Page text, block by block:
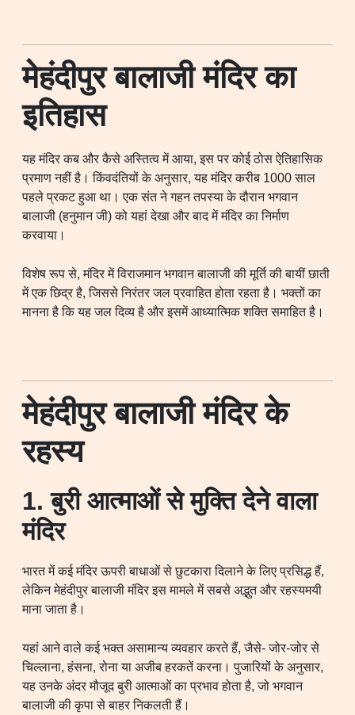
मेहंदीपुर बालाजी मंदिर का
इतिहास
यह मंदिर कब और कैसे अस्तित्व में आया, इस पर कोई ठोस ऐतिहासिक
प्रमाण नहीं है। किंवदंतियों के अनुसार, यह मंदिर करीब 1000 साल
पहले प्रकट हुआ था। एक संत ने गहन तपस्या के दौरान भगवान
बालाजी (हनुमान जी) को यहां देखा और बाद में मंदिर का निर्माण
करवाया।
विशेष रूप से, मंदिर में विराजमान भगवान बालाजी की मूर्ति की बायीं छाती
में एक छिद्र है, जिससे निरंतर जल प्रवाहित होता रहता है। भक्तों का
मानना है कि यह जल दिव्य है और इसमें आध्यात्मिक शक्ति समाहित है।
मेहंदीपुर बालाजी मंदिर के
रहस्य
1. बुरी आत्माओं से मुक्ति देने वाला
मंदिर
भारत में कई मंदिर ऊपरी बाधाओं से छुटकारा दिलाने के लिए प्रसिद्ध हैं,
लेकिन मेहंदीपुर बालाजी मंदिर इस मामले में सबसे अद्भुत और रहस्यमयी
माना जाता है।
यहां आने वाले कई भक्त असामान्य व्यवहार करते हैं, जैसे- जोर-जोर से
चिल्लाना, हंसना, रोना या अजीब हरकतें करना। पुजारियों के अनुसार,
यह उनके अंदर मौजूद बुरी आत्माओं का प्रभाव होता है, जो भगवान
बालाजी की कृपा से बाहर निकलती हैं।